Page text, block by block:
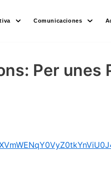
Comunicaciones
Per unes